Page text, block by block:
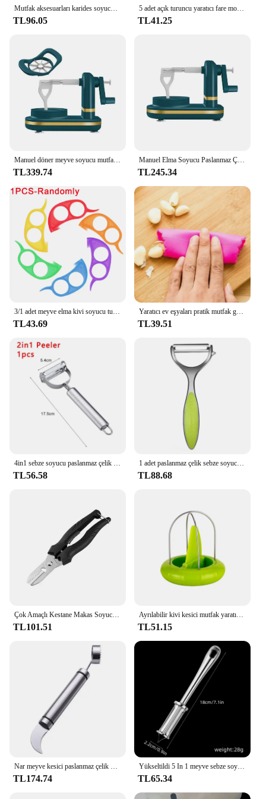
Mutfak aksesuarları karides soyucu paslanmaz çelik deniz pişirme araçları yaratıcı uygun karides kabuğu cihazı mutfak alet
TL96.05
5 adet açık turuncu yaratıcı fare modeli kaliteli malzemeler soyucu sebze dilimleme meyve araçları kullanımı kolay temiz mutfak eşyaları
TL41.25
Manuel döner meyve soyucu mutfak meyve elma soyucu makinesi armut elma sebze dilimleme tıraş dilimleme mutfak aksesuarları
TL339.74
Manuel Elma Soyucu Paslanmaz Çelik Bıçaklar ile Çok Fonksiyonlu El Krank Meyve Soyucu Mutfak Aletleri için Gıda Soyma Makinesi
TL245.34
TL43.69
Yaratıcı ev eşyaları pratik mutfak günlük ihtiyaçlar ev günlük ihtiyaçlar sarımsak soyucu gıda sınıfı silikon malzeme
TL39.51
TL56.58
1 adet paslanmaz çelik sebze soyucu patates soyucu çok fonksiyonlu havuç rende meyve araçları mutfak aksesuarları mutfağı Pelador
TL88.68
TL101.51
Ayrılabilir kivi kesici mutfak yaratıcı meyve soyucu salata pişirme araçları limon soyma alet mutfak alet ve aksesuarları
TL51.15
TL174.74
Yükseltildi 5 In 1 meyve sebze soyucu kesici paslanmaz çelik keskin patates havuç rende dilimleme şarap açacağı mutfak Gadget
TL65.34